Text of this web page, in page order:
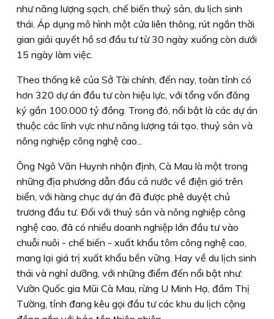
như năng lượng sạch, chế biến thuỷ sản, du lịch sinh
thái. Áp dụng mô hình một cửa liên thông, rút ngắn thời
gian giải quyết hồ sơ đầu tư từ 30 ngày xuống còn dưới
15 ngày làm việc.
Theo thống kê của Sở Tài chính, đến nay, toàn tỉnh có
hơn 320 dự án đầu tư còn hiệu lực, với tổng vốn đăng
ký gần 100.000 tỷ đồng. Trong đó, nổi bật là các dự án
thuộc các lĩnh vực như năng lượng tái tạo, thuỷ sản và
nông nghiệp công nghệ cao...
Ông Ngô Văn Huynh nhận định, Cà Mau là một trong
những địa phương dẫn đầu cả nước về điện gió trên
biển, với hàng chục dự án đã được phê duyệt chủ
trương đầu tư. Ðối với thuỷ sản và nông nghiệp công
nghệ cao, đã có nhiều doanh nghiệp lớn đầu tư vào
chuỗi nuôi - chế biến - xuất khẩu tôm công nghệ cao,
mang lại giá trị xuất khẩu bền vững. Hay về du lịch sinh
thái và nghỉ dưỡng, với những điểm đến nổi bật như:
Vườn Quốc gia Mũi Cà Mau, rừng U Minh Hạ, đầm Thị
Tường, tỉnh đang kêu gọi đầu tư các khu du lịch cộng